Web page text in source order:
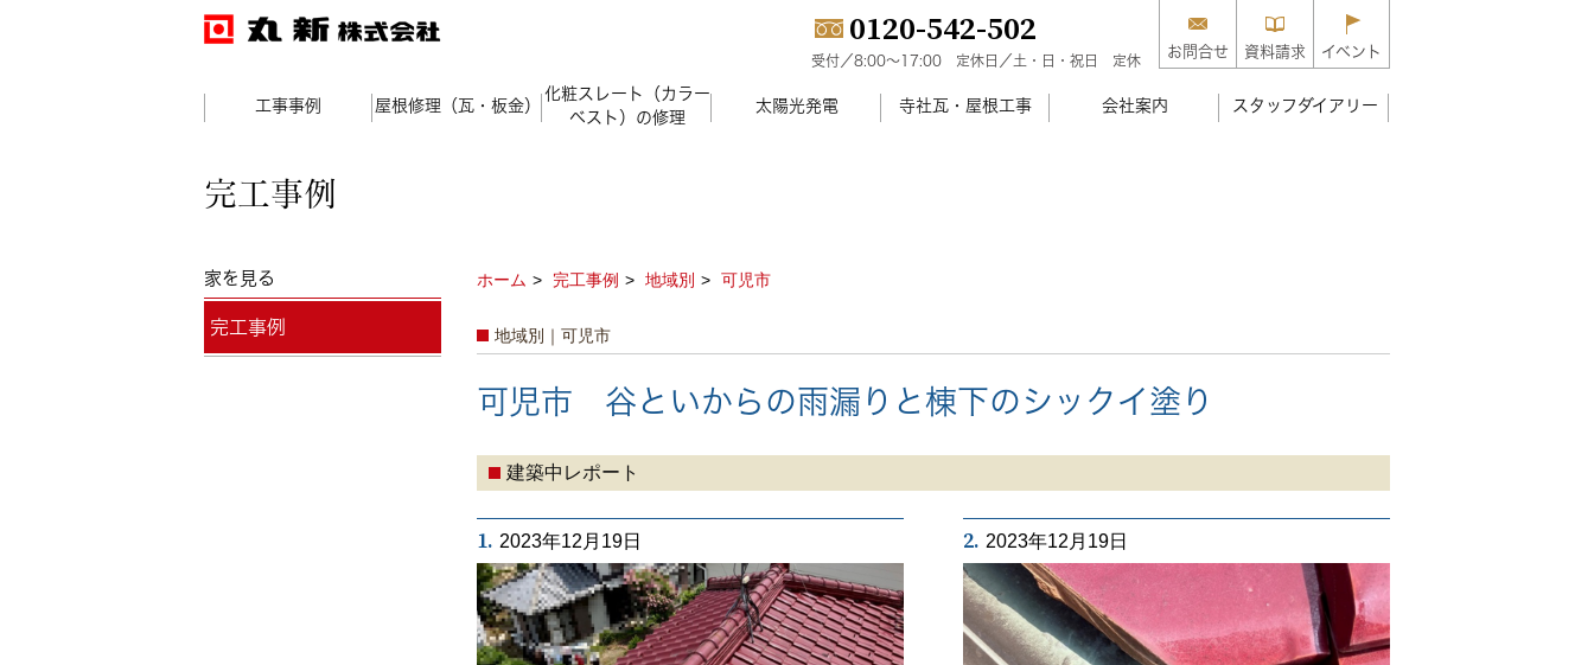
0120-542-502
受付／8:00～17:00 定休日／土・日・祝日 定休
お問合せ 資料請求 イベント
工事事例 屋根修理（瓦・板金）
化粧スレート（カラー
ベスト）の修理
太陽光発電 寺社瓦・屋根工事 会社案内 スタッフダイアリー
完工事例
ホーム 完工事例 地域別 可児市
地域別｜可児市
可児市 谷といからの雨漏りと棟下のシックイ塗り
建築中レポート
1. 2023年12月19日 2. 2023年12月19日
家を見る
完工事例